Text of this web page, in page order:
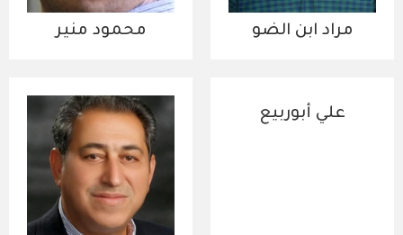
مراد ابن الضو محمود منير
علي أبوربيع